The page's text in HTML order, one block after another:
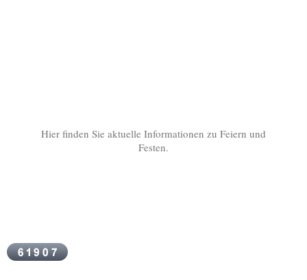
Hier finden Sie aktuelle Informationen zu Feiern und
Festen.